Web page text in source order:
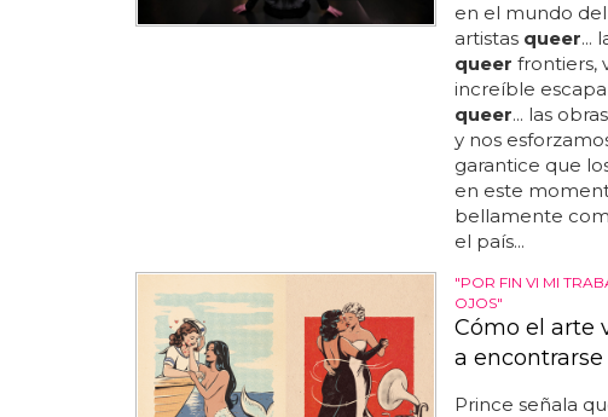
en el mundo del
artistas queer...
queer frontiers,
increíble
queer... las
y nos
garantice que
en este
bellamente
el país...
"POR FIN VI MI
OJOS"
Cómo el arte
a
Prince señala